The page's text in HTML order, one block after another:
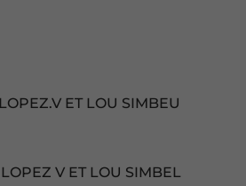
ET LOU SIMBEU
V ET LOU SIMBEL